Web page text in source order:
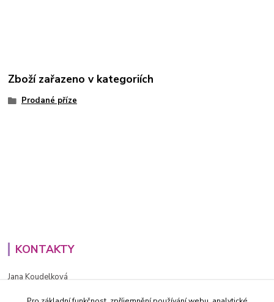
Zboží zařazeno v kategoriích
Prodané příze
KONTAKTY
Jana Koudelková